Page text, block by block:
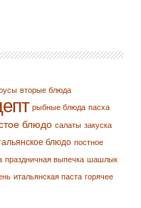
вторые блюда
рыбные блюда пасха
блюдо салаты закуска
блюдо постное
праздничная выпечка шашлык
итальянская паста горячее